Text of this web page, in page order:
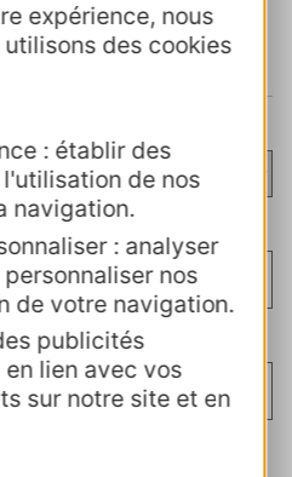
expérience, nous
des cookies
: établir des
de nos
navigation.
: analyser
nos
de votre navigation.
publicités
lien avec vos
sur notre site et en
formation